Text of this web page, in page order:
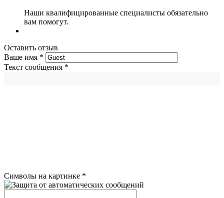
Наши квалифицированные специалисты обязательно
вам помогут.
Оставить отзыв
Ваше имя *
Текст сообщения *
Символы на картинке *